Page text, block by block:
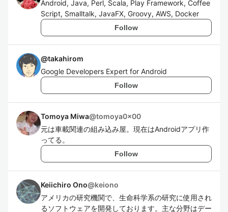
Android, Java, Perl, Scala, Play Framework, Coffee
Script, Smalltalk, JavaFX, Groovy, AWS, Docker
Follow
@takahirom
Google Developers Expert for Android
Follow
Tomoya Miwa@tomoya0x00
元は車載関連の組み込み屋。現在はAndroidアプリ作
ってる。
Follow
Keiichiro Ono@keiono
アメリカの研究機関で、生命科学系の研究に使用され
るソフトウェアを開発しております。主な分野はデー